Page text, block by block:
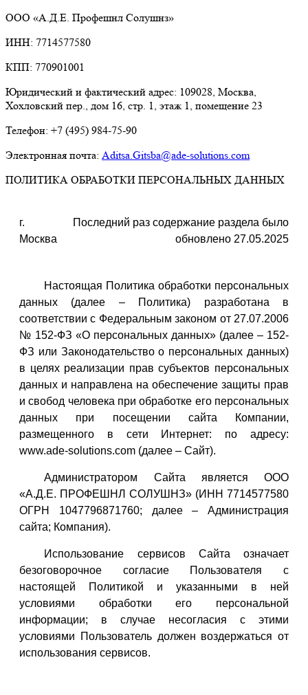
ООО «А.Д.Е. Профешнл Солушнз»
ИНН: 7714577580
КПП: 770901001
Юридический и фактический адрес: 109028, Москва,
Хохловский пер., дом 16, стр. 1, этаж 1, помещение 23
Телефон: +7 (495) 984-75-90
Электронная почта: Aditsa.Gitsba@ade-solutions.com
ПОЛИТИКА ОБРАБОТКИ ПЕРСОНАЛЬНЫХ ДАННЫХ
г.
Москва
Последний раз содержание раздела было
обновлено 27.05.2025
Настоящая Политика обработки персональных
данных (далее – Политика) разработана в
соответствии с Федеральным законом от 27.07.2006
№ 152-ФЗ «О персональных данных» (далее – 152-
ФЗ или Законодательство о персональных данных)
в целях реализации прав субъектов персональных
данных и направлена на обеспечение защиты прав
и свобод человека при обработке его персональных
данных при посещении сайта Компании,
размещенного в сети Интернет: по адресу:
www.ade-solutions.com (далее – Сайт).
Администратором Сайта является ООО
«А.Д.Е. ПРОФЕШНЛ СОЛУШНЗ» (ИНН 7714577580
ОГРН 1047796871760; далее – Администрация
сайта; Компания).
Использование сервисов Сайта означает
безоговорочное согласие Пользователя с
настоящей Политикой и указанными в ней
условиями обработки его персональной
информации; в случае несогласия с этими
условиями Пользователь должен воздержаться от
использования сервисов.